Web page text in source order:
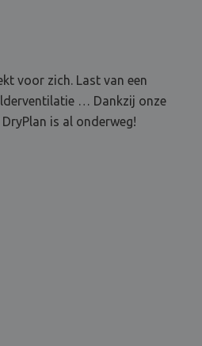
voor zich. Last van een
… Dankzij onze
is al onderweg!